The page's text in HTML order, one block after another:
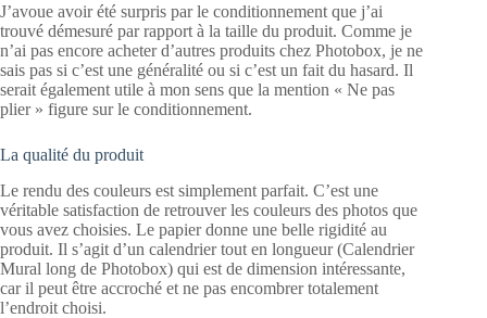
J’avoue avoir été surpris par le conditionnement que j’ai
trouvé démesuré par rapport à la taille du produit. Comme je
n’ai pas encore acheter d’autres produits chez Photobox, je ne
sais pas si c’est une généralité ou si c’est un fait du hasard. Il
serait également utile à mon sens que la mention « Ne pas
plier » figure sur le conditionnement.
La qualité du produit
Le rendu des couleurs est simplement parfait. C’est une
véritable satisfaction de retrouver les couleurs des photos que
vous avez choisies. Le papier donne une belle rigidité au
produit. Il s’agit d’un calendrier tout en longueur (Calendrier
Mural long de Photobox) qui est de dimension intéressante,
car il peut être accroché et ne pas encombrer totalement
l’endroit choisi.